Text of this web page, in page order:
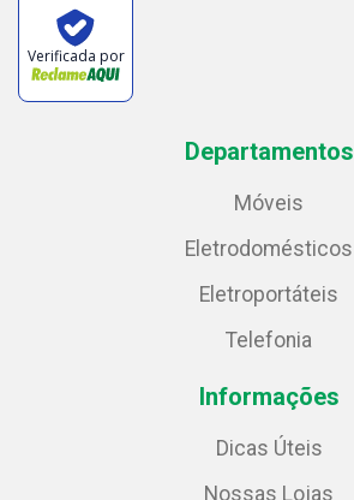
Verificada por
Departamentos
Móveis
Eletrodomésticos
Eletroportáteis
Telefonia
Informações
Dicas Úteis
Nossas Lojas